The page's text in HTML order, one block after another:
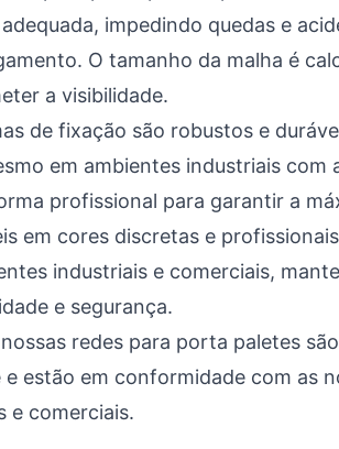
impedindo quedas e
O tamanho da malha é
a visibilidade.
de fixação são robustos e
em ambientes industriais
profissional para garantir a
em cores discretas e
industriais e comerciais,
e segurança.
redes para porta paletes
e estão em conformidade com as
e comerciais.